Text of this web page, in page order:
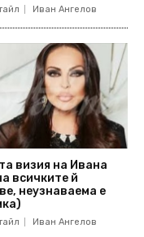
Иван Ангелов
визия на Ивана
всичките й
неузнаваема е
Иван Ангелов